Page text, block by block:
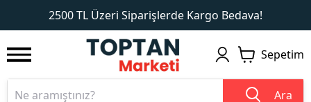
2500 TL Üzeri Siparişlerde Kargo Bedava!
1
Sepetim
Ara